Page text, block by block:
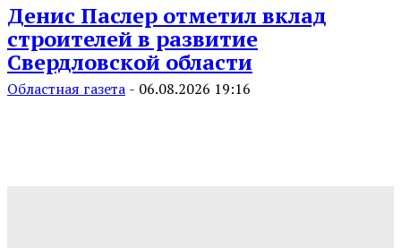
Денис Паслер отметил вклад
строителей в развитие
Свердловской области
Областная газета - 06.08.2026 19:16